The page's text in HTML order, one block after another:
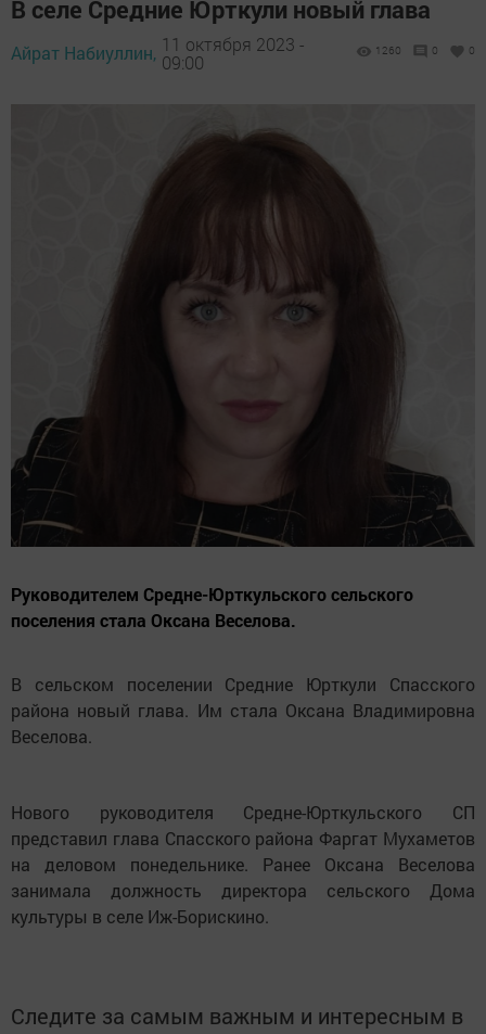
В селе Средние Юрткули новый глава
Айрат Набиуллин, 11 октября 2023 -
09:00
1260 0 0
Руководителем Средне-Юрткульского сельского
поселения стала Оксана Веселова.
В сельском поселении Средние Юрткули Спасского
района новый глава. Им стала Оксана Владимировна
Веселова.
Нового руководителя Средне-Юрткульского СП
представил глава Спасского района Фаргат Мухаметов
на деловом понедельнике. Ранее Оксана Веселова
занимала должность директора сельского Дома
культуры в селе Иж-Борискино.
Следите за самым важным и интересным в